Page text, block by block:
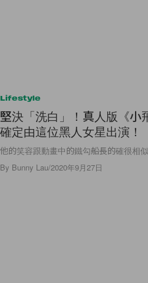
Lifestyle
堅決「洗白」！真人版《小
確定由這位黑人女星出演！
他的笑容跟動畫中的鐵勾船長的確很相
By Bunny Lau/2020年9月27日